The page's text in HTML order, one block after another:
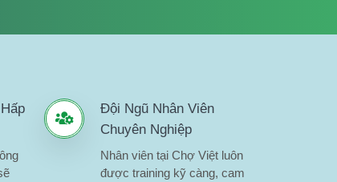
Đội Ngũ Nhân Viên
Chuyên Nghiệp
Nhân viên tại Chợ Việt luôn
được training kỹ càng, cam